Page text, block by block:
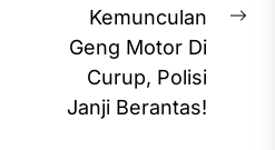
Kemunculan
Geng Motor Di
Curup, Polisi
Janji Berantas!